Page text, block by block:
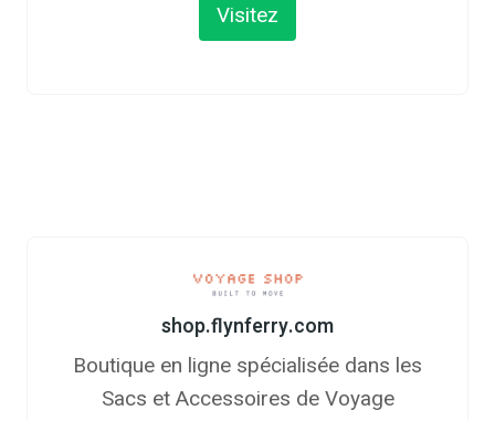
Visitez
shop.flynferry.com
Boutique en ligne spécialisée dans les
Sacs et Accessoires de Voyage